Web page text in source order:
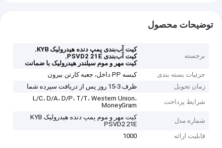
توضیحات محصول
برجسته
کیت آب‌بندی پمپ دنده هیدرولیک KYB
,
کیت آب‌بندی PSVD2 21E
,
کیت مهر و موم سیلندر هیدرولیک با ضمانت
جزئیات بسته بندی
کیسه PP داخل، جعبه کارتن بیرون
زمان تحویل
ظرف 3-15 روز پس از دریافت سپرده شما
شرایط پرداخت
L/C، D/A، D/P، T/T، Western Union،
MoneyGram
شماره مدل
کیت مهر و موم پمپ دنده هیدرولیک KYB
PSVD2 21E
قابلیت ارائه
1000